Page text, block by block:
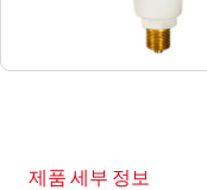
제품 세부 정보